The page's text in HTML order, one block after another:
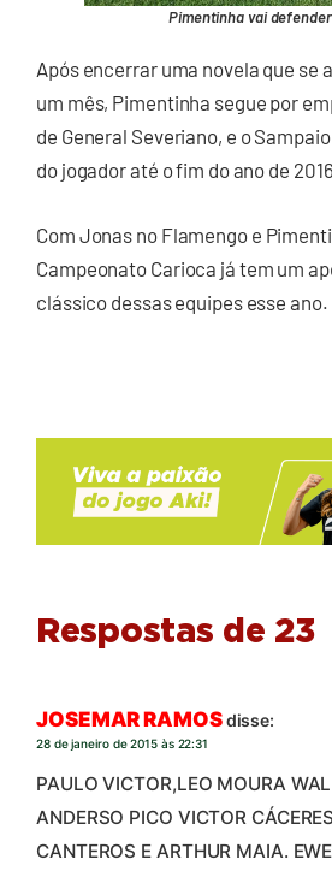
Pimentinha vai
Após encerrar uma novela que se
um mês, Pimentinha segue por
de General Severiano, e o
do jogador até o fim do ano de
Com Jonas no Flamengo e
Campeonato Carioca já tem um
clássico dessas equipes esse ano.
Respostas de 23
JOSEMAR RAMOSdisse:
28 de janeiro de 2015 às 22:31
PAULO VICTOR,LEO MOURA
ANDERSO PICO VICTOR
CANTEROS E ARTHUR MAIA.